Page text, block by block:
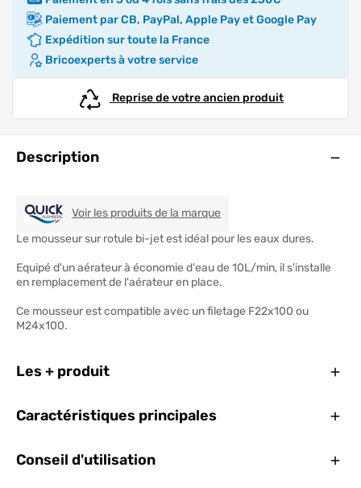
Paiement par CB, PayPal, Apple Pay et Google Pay
Expédition sur toute la France
Bricoexperts à votre service
Reprise de votre ancien produit
Description
Voir les produits de la marque
Le mousseur sur rotule bi-jet est idéal pour les eaux dures.
Equipé d'un aérateur à économie d'eau de 10L/min, il s'installe
en remplacement de l'aérateur en place.
Ce mousseur est compatible avec un filetage F22x100 ou
M24x100.
Les + produit
Caractéristiques principales
Conseil d'utilisation